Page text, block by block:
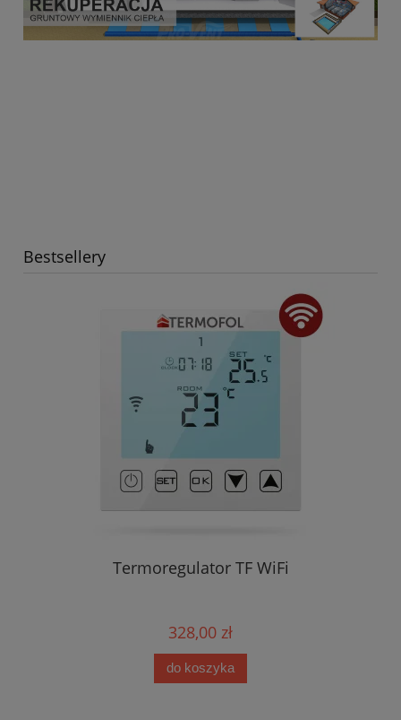
Bestsellery
Termoregulator TF WiFi
328,00 zł
do koszyka